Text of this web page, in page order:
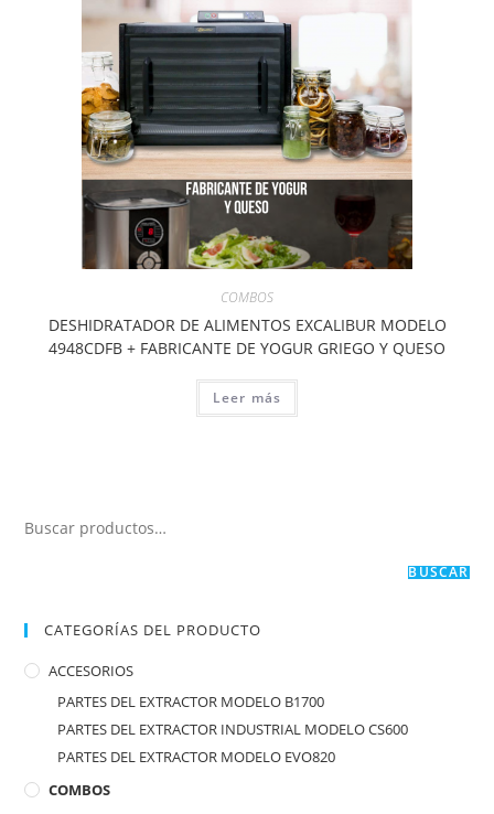
COMBOS
DESHIDRATADOR DE ALIMENTOS EXCALIBUR MODELO
4948CDFB + FABRICANTE DE YOGUR GRIEGO Y QUESO
Leer más
BUSCAR
CATEGORÍAS DEL PRODUCTO
ACCESORIOS
PARTES DEL EXTRACTOR MODELO B1700
PARTES DEL EXTRACTOR INDUSTRIAL MODELO CS600
PARTES DEL EXTRACTOR MODELO EVO820
COMBOS